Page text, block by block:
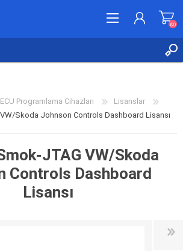
(0)
ECU Programlama Cihazları
Lisanslar
Skoda Johnson Controls Dashboard Lisansı
JTAG VW/Skoda
Controls Dashboard
Lisansı